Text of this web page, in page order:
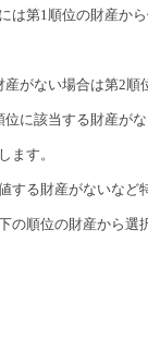
は第1順位の財産か
がない場合は第2順
に該当する財産が
ます。
する財産がないなど
の順位の財産から選